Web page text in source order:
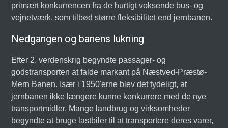
primært konkurrencen fra de hurtigt voksende bus- og
vejnetværk, som tilbød større fleksibilitet end jernbanen.
Nedgangen og banens lukning
Efter 2. verdenskrig begyndte passager- og
godstransporten at falde markant på Næstved-Præstø-
Mern Banen. Især i 1950'erne blev det tydeligt, at
jernbanen ikke længere kunne konkurrere med de nye
transportmidler. Mange landbrug og virksomheder
begyndte at bruge lastbiler til at transportere deres varer,